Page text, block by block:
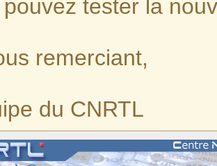
pouvez tester la
remerciant,
du CNRTL